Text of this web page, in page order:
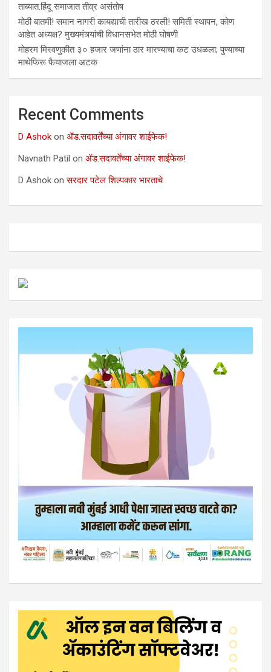
ताब्यात.हिंदू समाजात तीव्र असंतोष
मोठी बातमी! समान नागरी कायद्याची तारीख ठरली! समिती स्थापन, कोण
आहेत अध्यक्ष? मुख्यमंत्र्यांची विधानसभेत मोठी घोषणी
मोहरम मिरवणुकीत ३० हजार जणांना ठार मारण्‍याचा कट उधळला; पुण्‍याच्‍या
माथेफिरू फैयाजला अटक
Recent Comments
D Ashok on ॲड.सदावर्तेंच्या अंगावर शाईफेक!
Navnath Patil on ॲड.सदावर्तेंच्या अंगावर शाईफेक!
D Ashok onसरदार पटेल शिल्पकार भारताचे